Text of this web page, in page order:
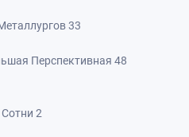
33
Перспективная 48
2